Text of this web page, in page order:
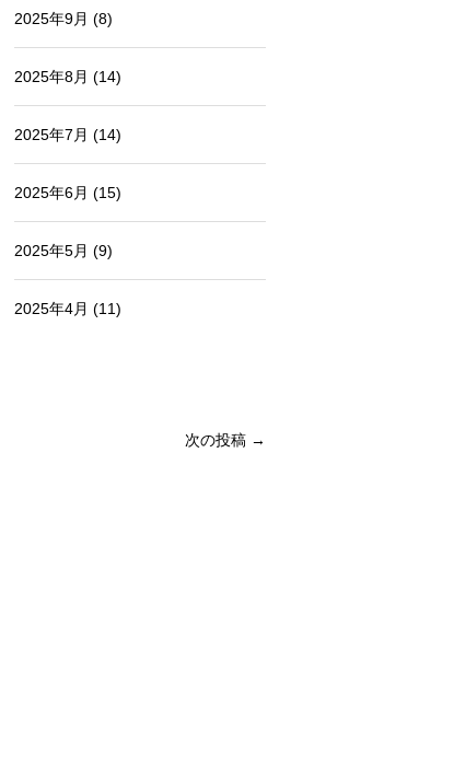
2025年9月 (8)
2025年8月 (14)
2025年7月 (14)
2025年6月 (15)
2025年5月 (9)
2025年4月 (11)
次の投稿 →